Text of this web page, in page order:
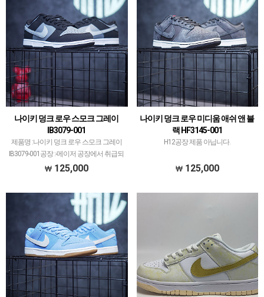
나이키 덩크 로우 스모크 그레이
IB3079-001
제품명 :나이키 덩크 로우 스모크 그레이
IB3079-001공장 :-메이저 공장에서 취급되
지 않는 개체 좋은 제품만 선별했습니다.
체 출고…
125,000
나이키 덩크 로우 미디움 애쉬 앤 블
랙 HF3145-001
H12공장 제품 아닙니다.
125,000